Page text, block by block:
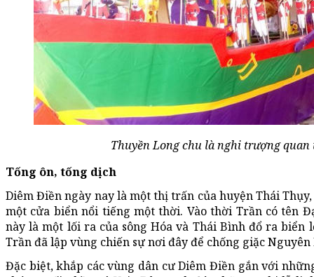
Thuyền Long chu là nghi trượng
Tống ôn, tống dịch
Diêm Điền ngày nay là một thị trấn của huyện Thái
một cửa biển nổi tiếng một thời. Vào thời Trần có tên
này là một lối ra của sông Hóa và Thái Bình đổ ra biển
Trần đã lập vùng chiến sự nơi đây để chống giặc
Đặc biệt, khắp các vùng dân cư Diêm Điền gắn với